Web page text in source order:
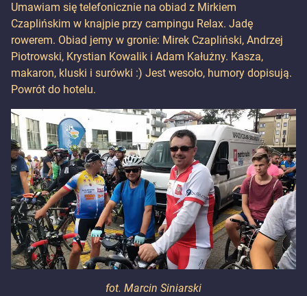
Umawiam się telefonicznie na obiad z Mirkiem
Czaplińskim w knajpie przy campingu Relax. Jadę
rowerem. Obiad jemy w gronie: Mirek Czapliński, Andrzej
Piotrowski, Krystian Kowalik i Adam Kałużny. Kasza,
makaron, kluski i surówki :) Jest wesoło, humory dopisują.
Powrót do hotelu.
fot. Marcin Siniarski